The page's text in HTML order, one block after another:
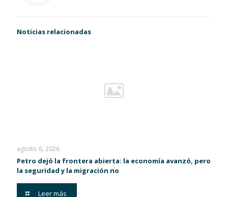
Noticias relacionadas
agosto 6, 2026
Petro dejó la frontera abierta: la economía avanzó, pero
la seguridad y la migración no
Leer más